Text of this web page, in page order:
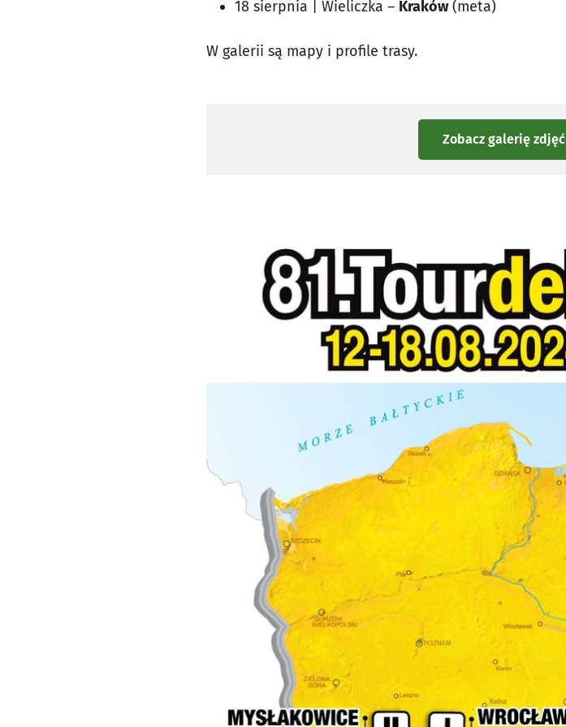
18 sierpnia | Wieliczka – Kraków(meta)
W galerii są mapy i profile trasy.
Zobacz galerię zdjęć